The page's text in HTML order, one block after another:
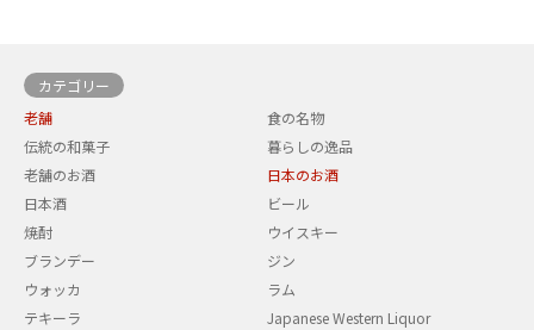
カテゴリー
老舗
食の名物
伝統の和菓子
暮らしの逸品
老舗のお酒
日本のお酒
日本酒
ビール
焼酎
ウイスキー
ブランデー
ジン
ウォッカ
ラム
テキーラ
Japanese Western Liquor